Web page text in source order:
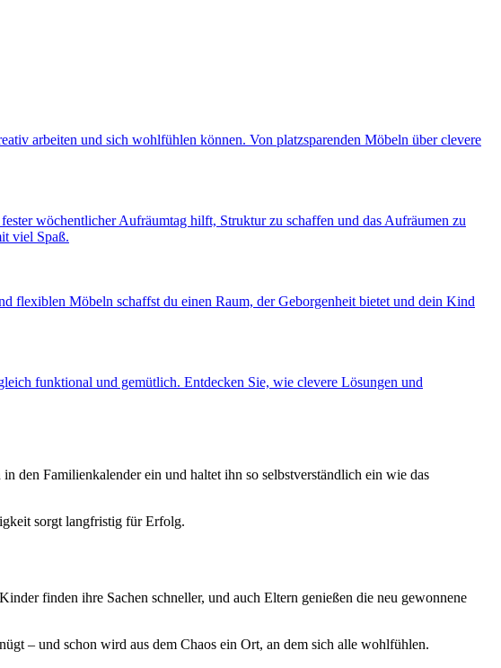
arbeiten und sich wohlfühlen können. Von platzsparenden Möbeln über clevere
wöchentlicher Aufräumtag hilft, Struktur zu schaffen und das Aufräumen zu
viel Spaß.
flexiblen Möbeln schaffst du einen Raum, der Geborgenheit bietet und dein Kind
funktional und gemütlich. Entdecken Sie, wie clevere Lösungen und
Familienkalender ein und haltet ihn so selbstverständlich ein wie das
sorgt langfristig für Erfolg.
finden ihre Sachen schneller, und auch Eltern genießen die neu gewonnene
– und schon wird aus dem Chaos ein Ort, an dem sich alle wohlfühlen.